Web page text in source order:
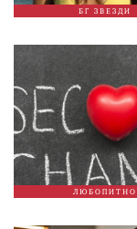
БГ ЗВЕЗДИ
ЛЮБОПИТНО